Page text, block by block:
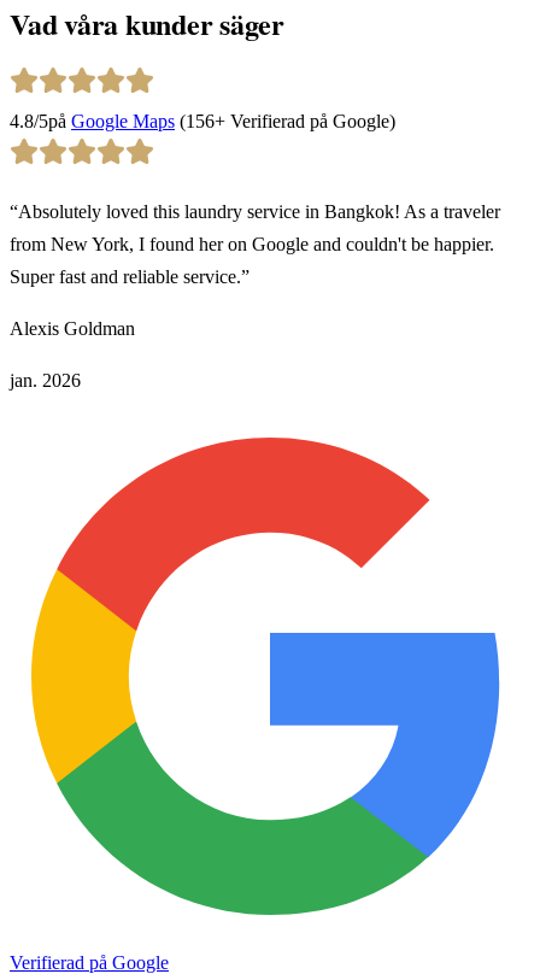
Vad våra kunder säger
4.8/5på Google Maps (156+ Verifierad på Google)
“Absolutely loved this laundry service in Bangkok! As a traveler
from New York, I found her on Google and couldn't be happier.
Super fast and reliable service.”
Alexis Goldman
jan. 2026
Verifierad på Google